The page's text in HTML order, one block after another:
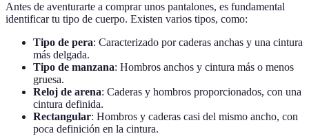
Antes de aventurarte a comprar unos pantalones, es fundamental
identificar tu tipo de cuerpo. Existen varios tipos, como:
Tipo de pera: Caracterizado por caderas anchas y una cintura
más delgada.
Tipo de manzana: Hombros anchos y cintura más o menos
gruesa.
Reloj de arena: Caderas y hombros proporcionados, con una
cintura definida.
Rectangular: Hombros y caderas casi del mismo ancho, con
poca definición en la cintura.